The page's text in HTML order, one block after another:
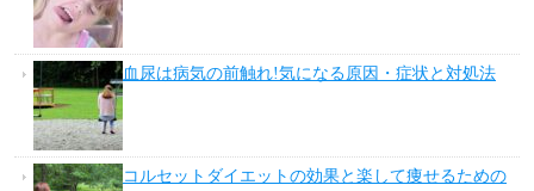
血尿は病気の前触れ!気になる原因・症状と対処法
コルセットダイエットの効果と楽して痩せるための